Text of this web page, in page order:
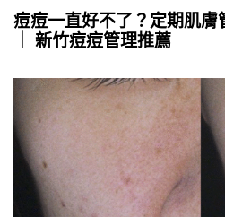
痘痘一直好不了？定期肌膚
｜ 新竹痘痘管理推薦